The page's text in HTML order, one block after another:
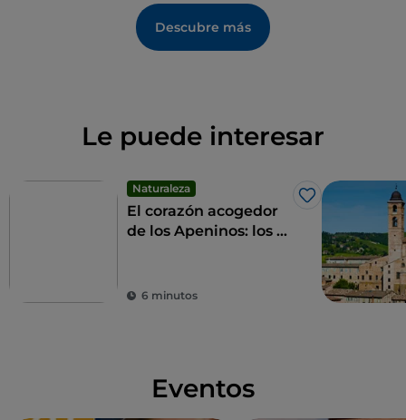
Descubre más
Le puede interesar
Naturaleza
Me gusta
El corazón acogedor
de los Apeninos: los 9
6 minutos
Eventos